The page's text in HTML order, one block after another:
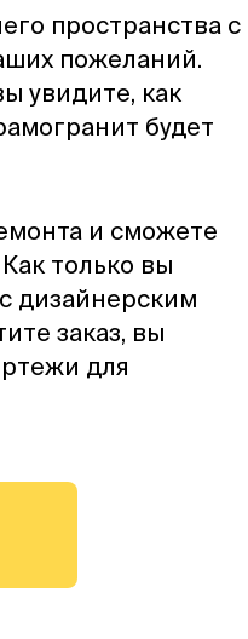
пространства с
пожеланий.
увидите, как
будет
и сможете
только вы
дизайнерским
заказ, вы
для